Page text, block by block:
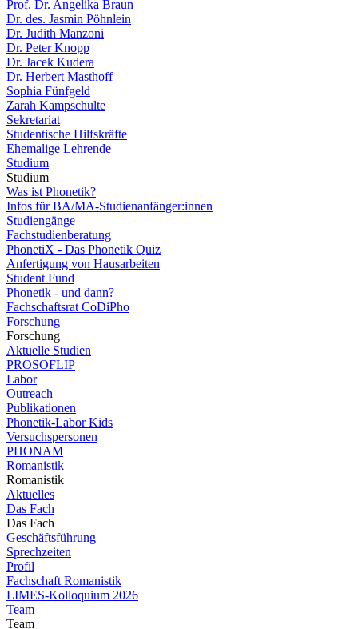
Prof. Dr. Angelika Braun
Dr. des. Jasmin Pöhnlein
Dr. Judith Manzoni
Dr. Peter Knopp
Dr. Jacek Kudera
Dr. Herbert Masthoff
Sophia Fünfgeld
Zarah Kampschulte
Sekretariat
Studentische Hilfskräfte
Ehemalige Lehrende
Studium
Studium
Was ist Phonetik?
Infos für BA/MA-Studienanfänger:innen
Studiengänge
Fachstudienberatung
PhonetiX - Das Phonetik Quiz
Anfertigung von Hausarbeiten
Student Fund
Phonetik - und dann?
Fachschaftsrat CoDiPho
Forschung
Forschung
Aktuelle Studien
PROSOFLIP
Labor
Outreach
Publikationen
Phonetik-Labor Kids
Versuchspersonen
PHONAM
Romanistik
Romanistik
Aktuelles
Das Fach
Das Fach
Geschäftsführung
Sprechzeiten
Profil
Fachschaft Romanistik
LIMES-Kolloquium 2026
Team
Team